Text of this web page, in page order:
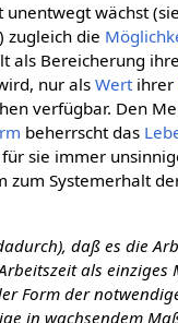
unentwegt wächst
) zugleich die
als Bereicherung
nur alsWertihrer
verfügbar. Den
beherrscht das
sie immer
zum Systemerhalt
daß es die
als einziges
Form der
in wachsendem